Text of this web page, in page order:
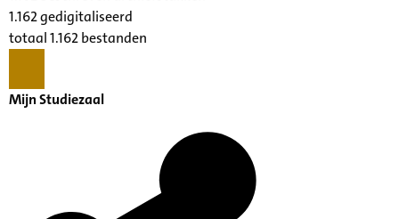
1.162 gedigitaliseerd
totaal 1.162 bestanden
Mijn Studiezaal